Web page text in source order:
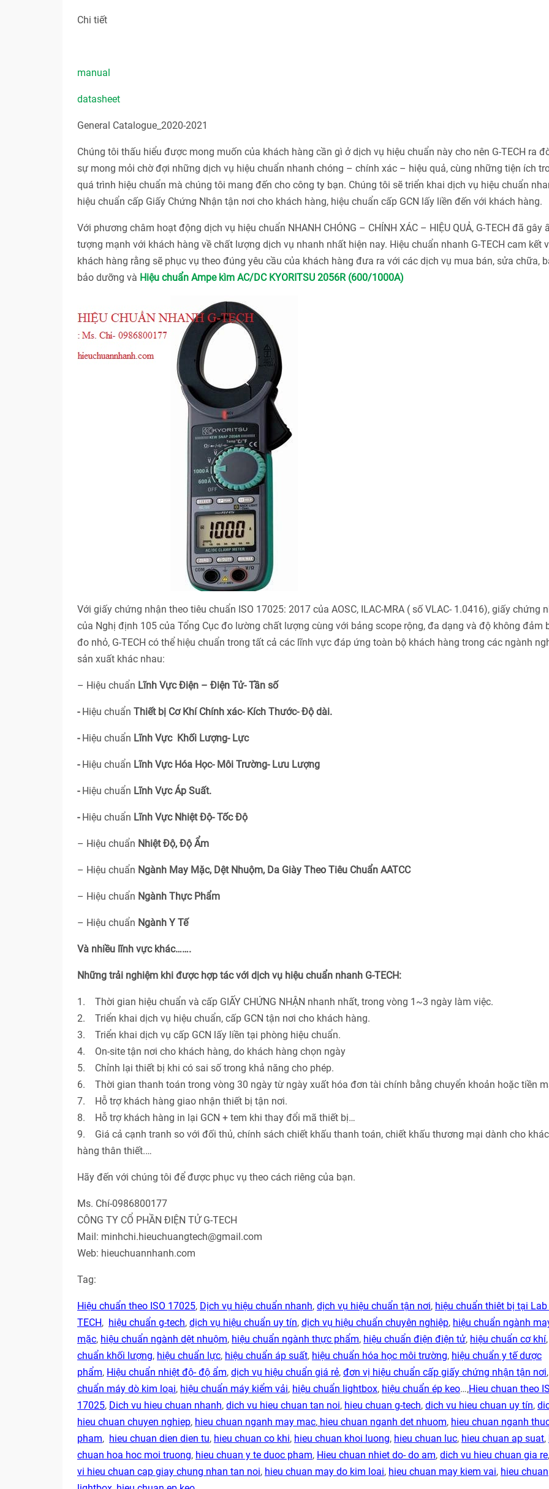
Chi tiết
manual
datasheet
General Catalogue_2020-2021
Chúng tôi thấu hiểu được mong muốn của khách hàng cần gì ở dịch vụ hiệu chuẩn này cho nên G-TECH ra
sự mong mỏi chờ đợi những dịch vụ hiệu chuẩn nhanh chóng – chính xác – hiệu quả, cùng những tiện ích
quá trình hiệu chuẩn mà chúng tôi mang đến cho công ty bạn. Chúng tôi sẽ triển khai dịch vụ hiệu chuẩn
hiệu chuẩn cấp Giấy Chứng Nhận tận nơi cho khách hàng, hiệu chuẩn cấp GCN lấy liền đến với khách hàng.
Với phương châm hoạt động dịch vụ hiệu chuẩn NHANH CHÓNG – CHÍNH XÁC – HIỆU QUẢ, G-TECH đã gây
tượng mạnh với khách hàng về chất lượng dịch vụ nhanh nhất hiện nay. Hiệu chuẩn nhanh G-TECH cam kết
khách hàng rằng sẽ phục vụ theo đúng yêu cầu của khách hàng đưa ra với các dịch vụ mua bán, sửa chữa,
bảo dưỡng và Hiệu chuẩn Ampe kìm AC/DC KYORITSU 2056R (600/1000A)
Với giấy chứng nhận theo tiêu chuẩn ISO 17025: 2017 của AOSC, ILAC-MRA ( số VLAC- 1.0416), giấy chứng
của Nghị định 105 của Tổng Cục đo lường chất lượng cùng với bảng scope rộng, đa dạng và độ không đảm
đo nhỏ, G-TECH có thể hiệu chuẩn trong tất cả các lĩnh vực đáp ứng toàn bộ khách hàng trong các ngành
sản xuất khác nhau:
– Hiệu chuẩn Lĩnh Vực Điện – Điện Tử- Tần số
- Hiệu chuẩn Thiết bị Cơ Khí Chính xác- Kích Thước- Độ dài.
- Hiệu chuẩn Lĩnh Vực Khối Lượng- Lực
- Hiệu chuẩn Lĩnh Vực Hóa Học- Môi Trường- Lưu Lượng
- Hiệu chuẩn Lĩnh Vực Áp Suất.
-Hiệu chuẩn Lĩnh Vực Nhiệt Độ- Tốc Độ
– Hiệu chuẩn Nhiệt Độ, Độ Ẩm
– Hiệu chuẩn Ngành May Mặc, Dệt Nhuộm, Da Giày Theo Tiêu Chuẩn AATCC
– Hiệu chuẩn Ngành Thực Phẩm
– Hiệu chuẩn Ngành Y Tế
Và nhiều lĩnh vực khác…….
Những trải nghiệm khi được hợp tác với dịch vụ hiệu chuẩn nhanh G-TECH:
1. Thời gian hiệu chuẩn và cấp GIẤY CHỨNG NHẬN nhanh nhất, trong vòng 1~3 ngày làm việc.
2. Triển khai dịch vụ hiệu chuẩn, cấp GCN tận nơi cho khách hàng.
3. Triển khai dịch vụ cấp GCN lấy liền tại phòng hiệu chuẩn.
4. On-site tận nơi cho khách hàng, do khách hàng chọn ngày
5. Chỉnh lại thiết bị khi có sai số trong khả năng cho phép.
6. Thời gian thanh toán trong vòng 30 ngày từ ngày xuất hóa đơn tài chính bằng chuyển khoản hoặc tiền
7. Hỗ trợ khách hàng giao nhận thiết bị tận nơi.
8. Hỗ trợ khách hàng in lại GCN + tem khi thay đổi mã thiết bị…
9. Giá cả cạnh tranh so với đối thủ, chính sách chiết khấu thanh toán, chiết khấu thương mại dành cho
hàng thân thiết.…
Hãy đến với chúng tôi để được phục vụ theo cách riêng của bạn.
Ms. Chí-0986800177
CÔNG TY CỔ PHẦN ĐIỆN TỬ G-TECH
Mail: minhchi.hieuchuangtech@gmail.com
Web: hieuchuannhanh.com
Tag:
Hiệu chuẩn theo ISO 17025, Dịch vụ hiệu chuẩn nhanh, dịch vụ hiệu chuẩn tận nơi, hiệu chuẩn thiêt bị tại Lab
TECH, hiệu chuẩn g-tech, dịch vụ hiệu chuẩn uy tín, dịch vụ hiệu chuẩn chuyên nghiệp, hiệu chuẩn ngành
mặc, hiệu chuẩn ngành dệt nhuộm, hiệu chuẩn ngành thực phẩm, hiệu chuẩn điện điện tử, hiệu chuẩn cơ khí,
chuẩn khối lượng, hiệu chuẩn lực, hiệu chuẩn áp suất, hiệu chuẩn hóa học môi trường, hiệu chuẩn y tế dược
phẩm, Hiệu chuẩn nhiệt độ- độ ẩm, dịch vụ hiệu chuẩn giá rẻ, đơn vị hiệu chuẩn cấp giấy chứng nhận tận nơi,
chuẩn máy dò kim loại, hiệu chuẩn máy kiểm vải, hiệu chuẩn lightbox, hiệu chuẩn ép keo…,Hieu chuan theo
17025, Dich vu hieu chuan nhanh, dich vu hieu chuan tan noi, hieu chuan g-tech, dich vu hieu chuan uy tín,
hieu chuan chuyen nghiep, hieu chuan nganh may mac, hieu chuan nganh det nhuom, hieu chuan nganh
pham, hieu chuan dien dien tu, hieu chuan co khi, hieu chuan khoi luong, hieu chuan luc, hieu chuan ap suat,
chuan hoa hoc moi truong, hieu chuan y te duoc pham, Hieu chuan nhiet do- do am, dich vu hieu chuan gia re,
vi hieu chuan cap giay chung nhan tan noi, hieu chuan may do kim loai, hieu chuan may kiem vai, hieu chuan